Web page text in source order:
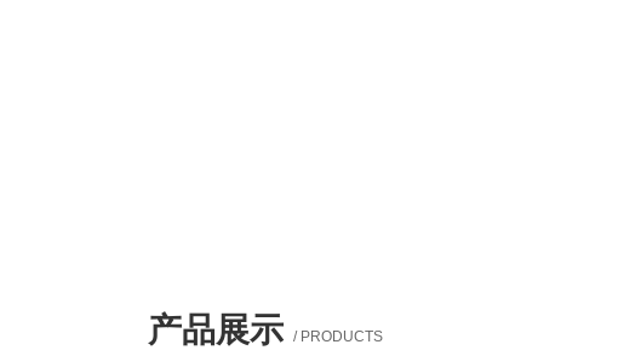
产品展示 / PRODUCTS